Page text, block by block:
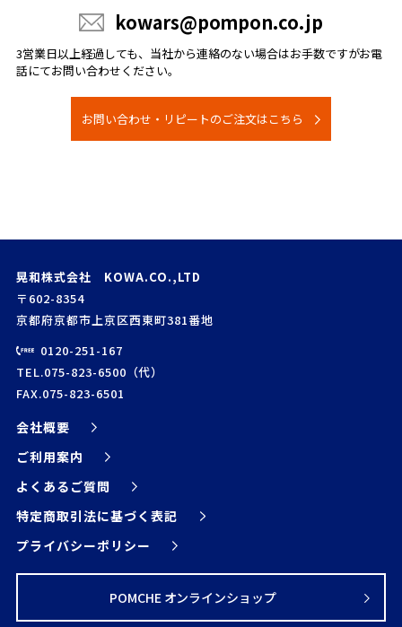
kowars@pompon.co.jp
3営業日以上経過しても、当社から連絡のない場合はお手数ですがお電
話にてお問い合わせください。
お問い合わせ・リピートのご注文はこちら
晃和株式会社 KOWA.CO.,LTD
〒602-8354
京都府京都市上京区西東町381番地
0120-251-167
TEL.075-823-6500（代）
FAX.075-823-6501
会社概要
ご利用案内
よくあるご質問
特定商取引法に基づく表記
プライバシーポリシー
POMCHE オンラインショップ